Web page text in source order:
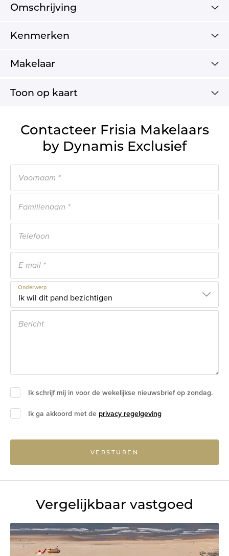
Omschrijving
Kenmerken
Makelaar
Toon op kaart
Contacteer Frisia Makelaars
by Dynamis Exclusief
Onderwerp
Ik schrijf mij in voor de wekelijkse nieuwsbrief op zondag.
Ik ga akkoord met de privacy regelgeving
VERSTUREN
Vergelijkbaar vastgoed